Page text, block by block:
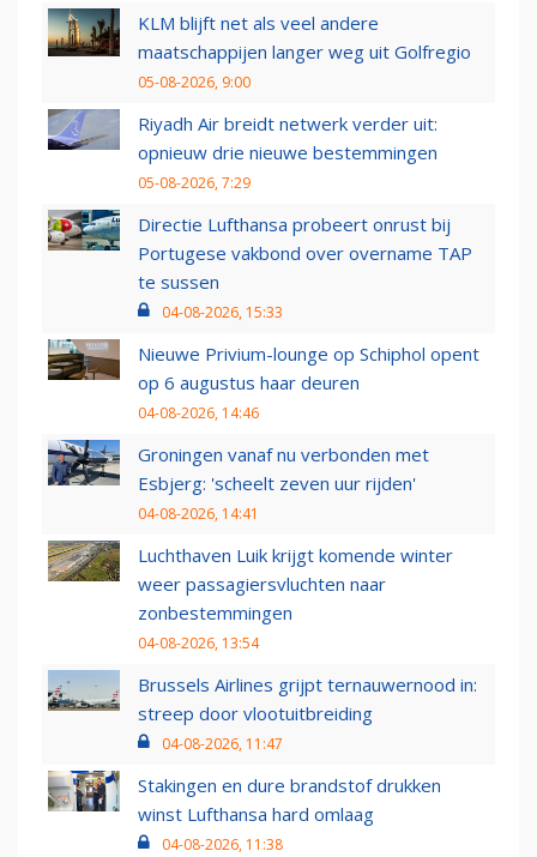
KLM blijft net als veel andere
maatschappijen langer weg uit Golfregio
05-08-2026, 9:00
Riyadh Air breidt netwerk verder uit:
opnieuw drie nieuwe bestemmingen
05-08-2026, 7:29
Directie Lufthansa probeert onrust bij
Portugese vakbond over overname TAP
te sussen
04-08-2026, 15:33
Nieuwe Privium-lounge op Schiphol opent
op 6 augustus haar deuren
04-08-2026, 14:46
Groningen vanaf nu verbonden met
Esbjerg: 'scheelt zeven uur rijden'
04-08-2026, 14:41
Luchthaven Luik krijgt komende winter
weer passagiersvluchten naar
zonbestemmingen
04-08-2026, 13:54
Brussels Airlines grijpt ternauwernood in:
streep door vlootuitbreiding
04-08-2026, 11:47
Stakingen en dure brandstof drukken
winst Lufthansa hard omlaag
04-08-2026, 11:38